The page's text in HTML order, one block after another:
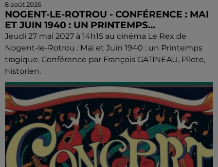
8 août 2026
NOGENT-LE-ROTROU - CONFÉRENCE : MAI
ET JUIN 1940 : UN PRINTEMPS...
Jeudi 27 mai 2027 à 14h15 au cinéma Le Rex de
Nogent-le-Rotrou : Mai et Juin 1940 : un Printemps
tragique. Conférence par François GATINEAU, Pilote,
historien.